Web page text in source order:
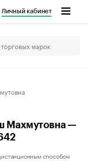
Личный кабинет
Махмутовна —
способом